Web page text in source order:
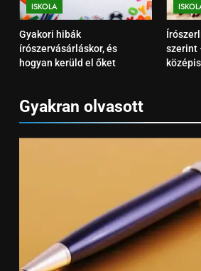
5
Gyakori hibák
kerüld el őket
6
– ovi, alsó,
Tolltartó
dizájn,
ISKOLA
ISKOLA
Gyakori hibák
írószervásárláskor, és
hogyan kerüld el őket
szerint
Gyakran olvasott